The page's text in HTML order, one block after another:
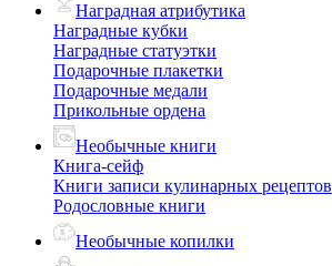
Наградная атрибутика
Наградные кубки
Наградные статуэтки
Подарочные плакетки
Подарочные медали
Прикольные ордена
Необычные книги
Книга-сейф
Книги записи кулинарных рецептов
Родословные книги
Необычные копилки